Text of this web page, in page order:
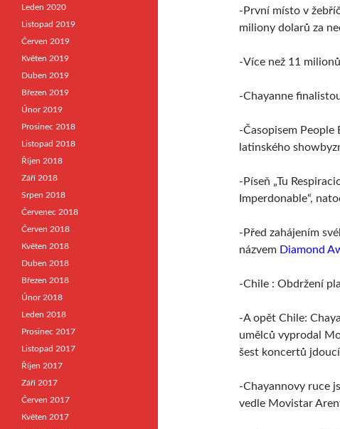
-První místo v
miliony dolarů za
-Více než 11
-Chayanne
-Časopisem People
latinského
-Píseň „Tu
Imperdonable“,
-Před zahájením
názvem Diamond
-Chile : Obdržení
-A opět Chile:
umělců vyprodal
šest koncertů
-Chayannovy ruce
vedle Movistar
Leden 2020
Listopad 2019
Červen 2019
Květen 2019
Duben 2019
Březen 2019
Únor 2019
Prosinec 2018
Listopad 2018
Říjen 2018
Září 2018
Srpen 2018
Červenec 2018
Červen 2018
Květen 2018
Duben 2018
Březen 2018
Únor 2018
Leden 2018
Prosinec 2017
Listopad 2017
Říjen 2017
Září 2017
Červen 2017
Květen 2017